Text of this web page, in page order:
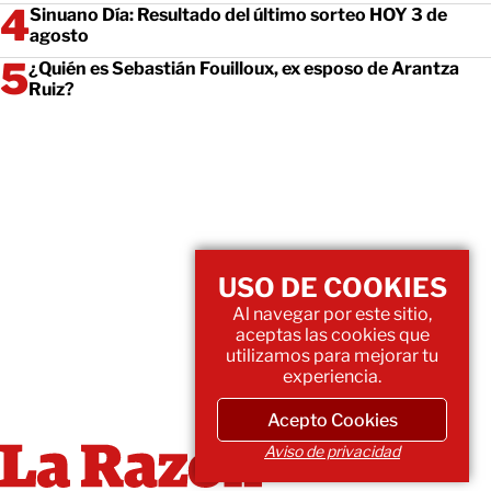
Sinuano Día: Resultado del último sorteo HOY 3 de
agosto
¿Quién es Sebastián Fouilloux, ex esposo de Arantza
Ruiz?
USO DE COOKIES
Al navegar por este sitio,
aceptas las cookies que
utilizamos para mejorar tu
experiencia.
Acepto Cookies
Aviso de privacidad